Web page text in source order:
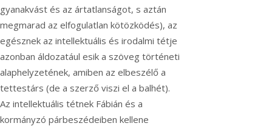
gyanakvást és az ártatlanságot, s aztán
megmarad az elfogulatlan kötözködés), az
egésznek az intellektuális és irodalmi tétje
azonban áldozatául esik a szöveg történeti
alaphelyzetének, amiben az elbeszélő a
tettestárs (de a szerző viszi el a balhét).
Az intellektuális tétnek Fábián és a
kormányzó párbeszédeiben kellene